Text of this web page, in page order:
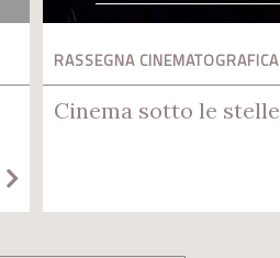
RASSEGNA CINEMATOGRAFICA
Cinema sotto le stelle